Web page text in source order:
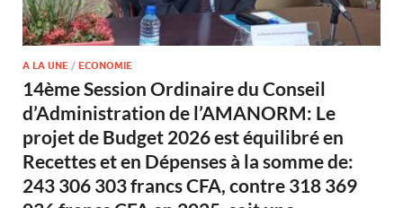
A LA UNE / ECONOMIE
14ème Session Ordinaire du Conseil
d’Administration de l’AMANORM: Le
projet de Budget 2026 est équilibré en
Recettes et en Dépenses à la somme de:
243 306 303 francs CFA, contre 318 369